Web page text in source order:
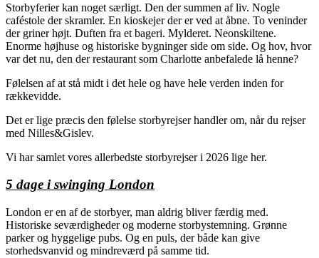
Storbyferier kan noget særligt. Den der summen af liv. Nogle
caféstole der skramler. En kioskejer der er ved at åbne. To veninder
der griner højt. Duften fra et bageri. Mylderet. Neonskiltene.
Enorme højhuse og historiske bygninger side om side. Og hov, hvor
var det nu, den der restaurant som Charlotte anbefalede lå henne?
Følelsen af at stå midt i det hele og have hele verden inden for
rækkevidde.
Det er lige præcis den følelse storbyrejser handler om, når du rejser
med Nilles&Gislev.
Vi har samlet vores allerbedste storbyrejser i 2026 lige her.
5 dage i swinging London
London er en af de storbyer, man aldrig bliver færdig med.
Historiske seværdigheder og moderne storbystemning. Grønne
parker og hyggelige pubs. Og en puls, der både kan give
storhedsvanvid og mindreværd på samme tid.